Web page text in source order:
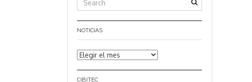
NOTICIAS
Noticias
CIBITEC